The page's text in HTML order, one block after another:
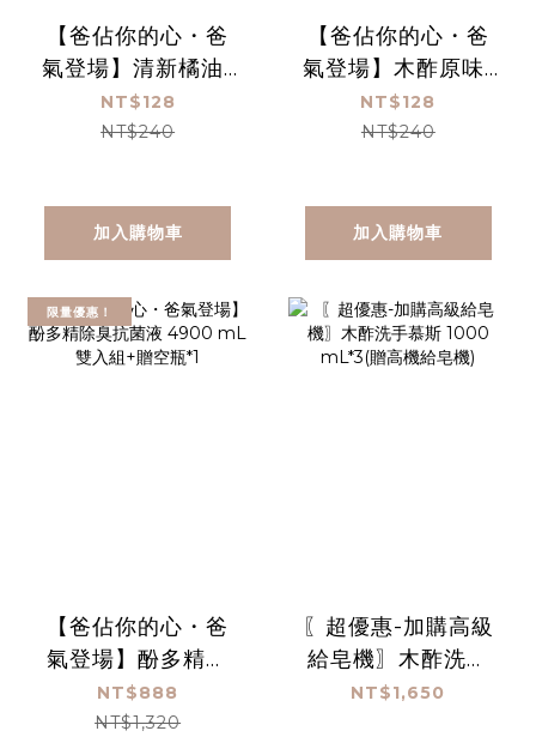
【爸佔你的心・爸
氣登場】清新橘油-
酚多精除臭抗菌液
1000 mL(贈空瓶)
NT$128
NT$240
加入購物車
【爸佔你的心・爸
氣登場】木酢原味-
酚多精除臭抗菌液
1000 mL(贈空瓶)
NT$128
NT$240
加入購物車
限量優惠！
【爸佔你的心・爸
氣登場】酚多精除
臭抗菌液 4900
mL雙入組+贈空瓶
NT$888
NT$1,320
〖超優惠-加購高級
給皂機〗木酢洗手
慕斯 1000
NT$1,650